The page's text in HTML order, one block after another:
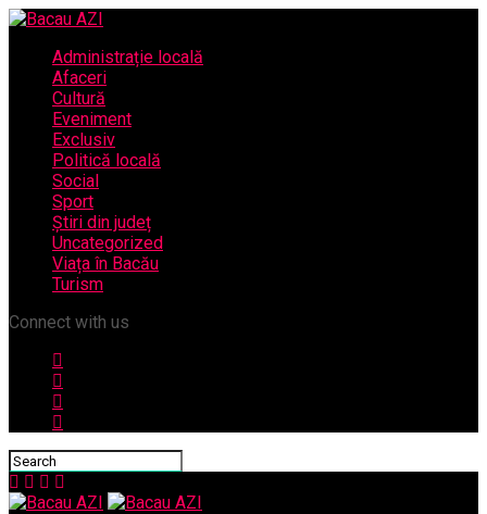
Administrație locală
Afaceri
Cultură
Eveniment
Exclusiv
Politică locală
Social
Sport
Știri din județ
Uncategorized
Viața în Bacău
Turism
Connect with us